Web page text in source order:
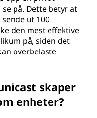
på. Dette betyr at
ut 100
den mest effektive
på, siden det
overbelaste
skaper
enheter?